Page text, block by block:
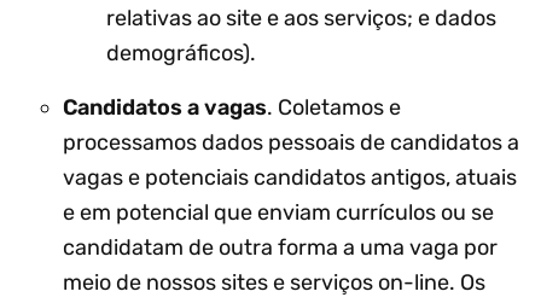
relativas ao site e aos serviços; e dados
demográficos).
Candidatos a vagas. Coletamos e
processamos dados pessoais de candidatos a
vagas e potenciais candidatos antigos, atuais
e em potencial que enviam currículos ou se
candidatam de outra forma a uma vaga por
meio de nossos sites e serviços on-line. Os